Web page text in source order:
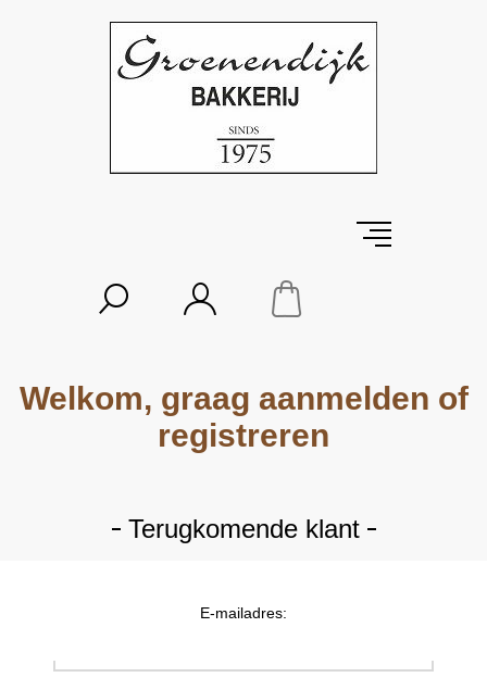
Welkom, graag aanmelden of
registreren
Terugkomende klant
E-mailadres: